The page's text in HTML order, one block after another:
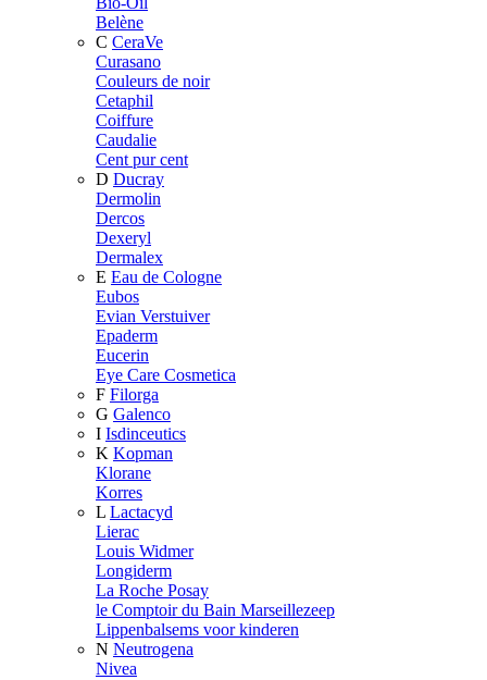
Belène
C CeraVe
Curasano
Couleurs de noir
Cetaphil
Coiffure
Caudalie
Cent pur cent
D Ducray
Dermolin
Dercos
Dexeryl
Dermalex
E Eau de Cologne
Eubos
Evian Verstuiver
Epaderm
Eucerin
Eye Care Cosmetica
F Filorga
G Galenco
I Isdinceutics
K Kopman
Klorane
Korres
L Lactacyd
Lierac
Louis Widmer
Longiderm
La Roche Posay
le Comptoir du Bain Marseillezeep
Lippenbalsems voor kinderen
N Neutrogena
Nivea